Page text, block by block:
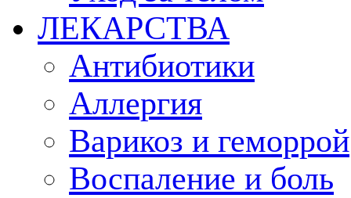
ЛЕКАРСТВА
Антибиотики
Аллергия
Варикоз и геморрой
Воспаление и боль